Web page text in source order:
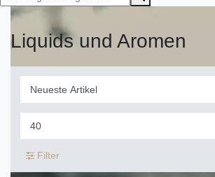
Liquids und Aromen
Filter